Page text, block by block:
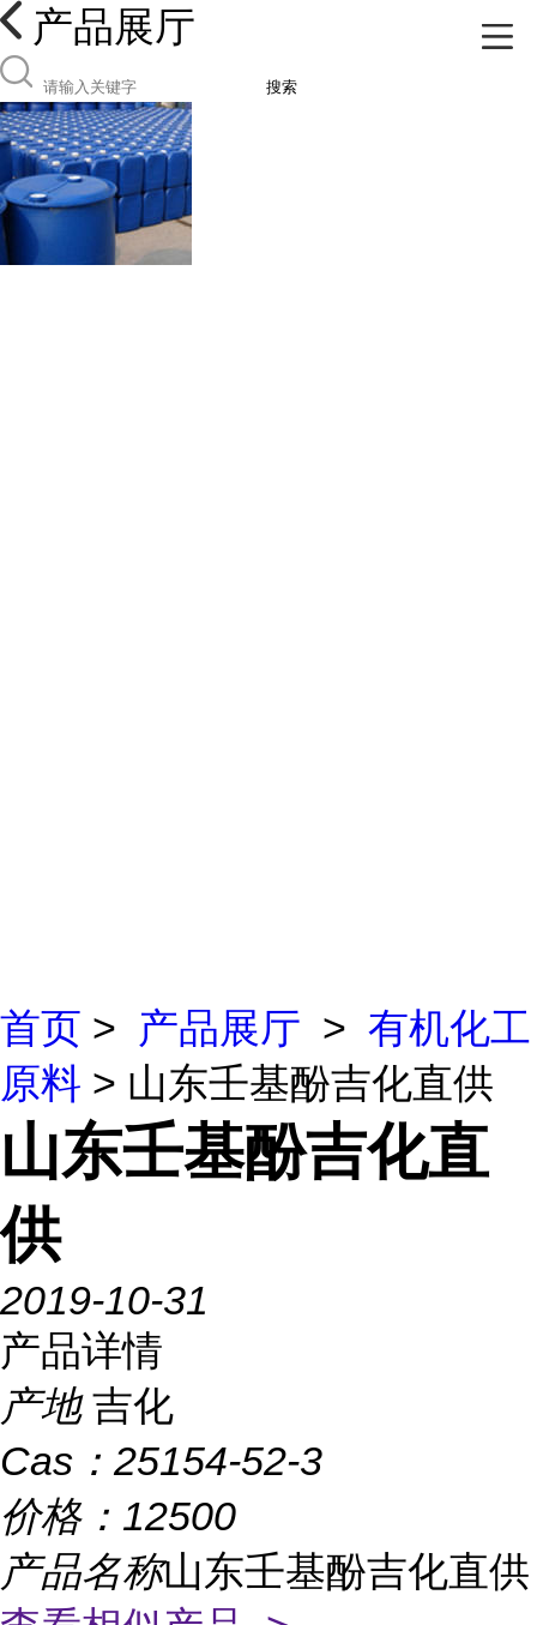
产品展厅
搜索
首页 > 产品展厅 > 有机化工
原料 > 山东壬基酚吉化直供
山东壬基酚吉化直
供
2019-10-31
产品详情
产地 吉化
Cas： 25154-52-3
价格： 12500
产品名称山东壬基酚吉化直供